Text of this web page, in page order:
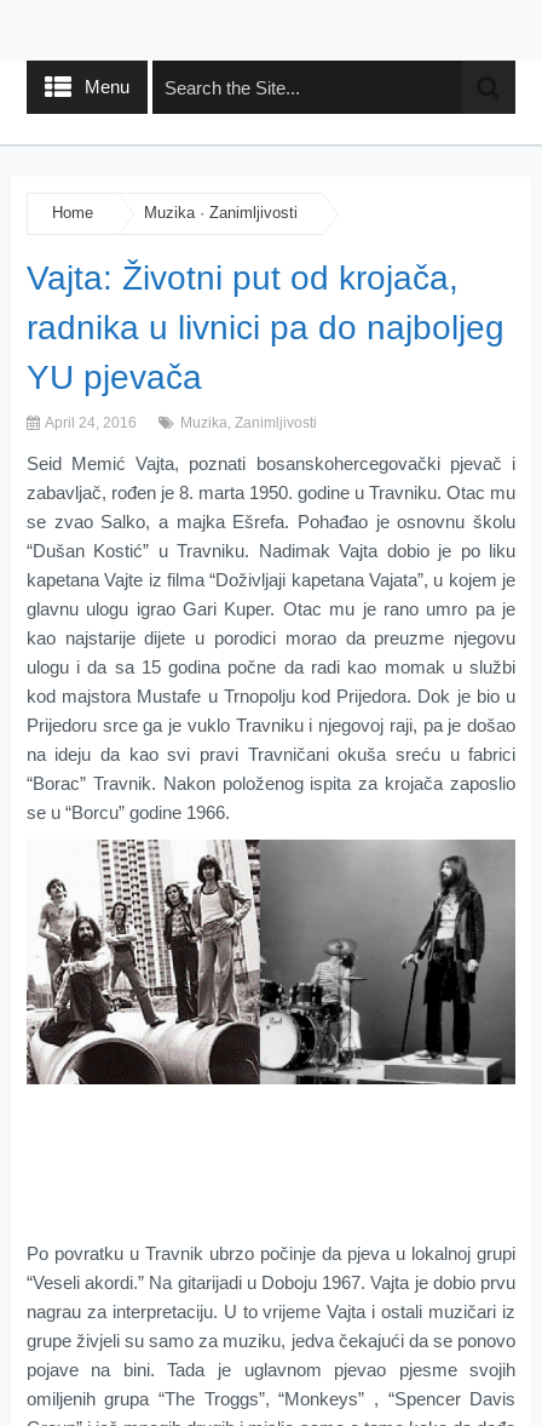
Menu
Home Muzika· Zanimljivosti
Vajta: Životni put od krojača,
radnika u livnici pa do najboljeg
YU pjevača
April 24, 2016 Muzika, Zanimljivosti
Seid Memić Vajta, poznati bosanskohercegovački pjevač i
zabavljač, rođen je 8. marta 1950. godine u Travniku. Otac mu
se zvao Salko, a majka Ešrefa. Pohađao je osnovnu školu
“Dušan Kostić” u Travniku. Nadimak Vajta dobio je po liku
kapetana Vajte iz filma “Doživljaji kapetana Vajata”, u kojem je
glavnu ulogu igrao Gari Kuper. Otac mu je rano umro pa je
kao najstarije dijete u porodici morao da preuzme njegovu
ulogu i da sa 15 godina počne da radi kao momak u službi
kod majstora Mustafe u Trnopolju kod Prijedora. Dok je bio u
Prijedoru srce ga je vuklo Travniku i njegovoj raji, pa je došao
na ideju da kao svi pravi Travničani okuša sreću u fabrici
“Borac” Travnik. Nakon položenog ispita za krojača zaposlio
se u “Borcu” godine 1966.
Po povratku u Travnik ubrzo počinje da pjeva u lokalnoj grupi
“Veseli akordi.” Na gitarijadi u Doboju 1967. Vajta je dobio prvu
nagrau za interpretaciju. U to vrijeme Vajta i ostali muzičari iz
grupe živjeli su samo za muziku, jedva čekajući da se ponovo
pojave na bini. Tada je uglavnom pjevao pjesme svojih
omiljenih grupa “The Troggs”, “Monkeys” , “Spencer Davis